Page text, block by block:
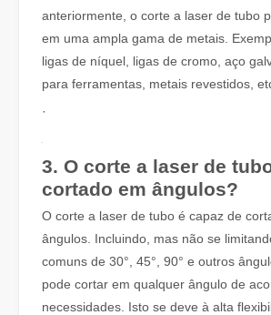
Na área de tratamento e restauração de
anteriormente, o corte a laser de tubo
em uma ampla gama de metais.
ligas de níquel, ligas de cromo, aço
para ferramentas, metais revestidos,
·
3. O corte a laser de
cortado em ângulos?
O corte a laser de tubo é capaz de
ângulos. Incluindo, mas não se
comuns de 30°, 45°, 90° e outros
pode cortar em qualquer ângulo de
necessidades. Isto se deve à alta